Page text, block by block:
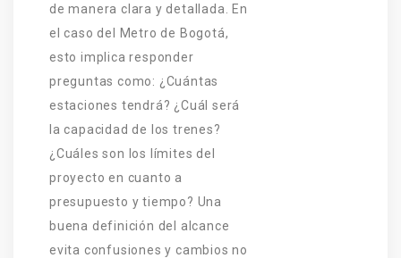
de manera clara y detallada. En
el caso del Metro de Bogotá,
esto implica responder
preguntas como: ¿Cuántas
estaciones tendrá? ¿Cuál será
la capacidad de los trenes?
¿Cuáles son los límites del
proyecto en cuanto a
presupuesto y tiempo? Una
buena definición del alcance
evita confusiones y cambios no